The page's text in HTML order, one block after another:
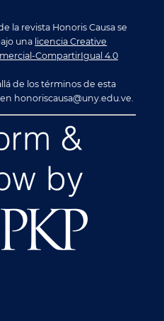
la revista Honoris Causa se
una licencia Creative
CompartirIgual 4.0
de los términos de esta
honoriscausa@uny.edu.ve.